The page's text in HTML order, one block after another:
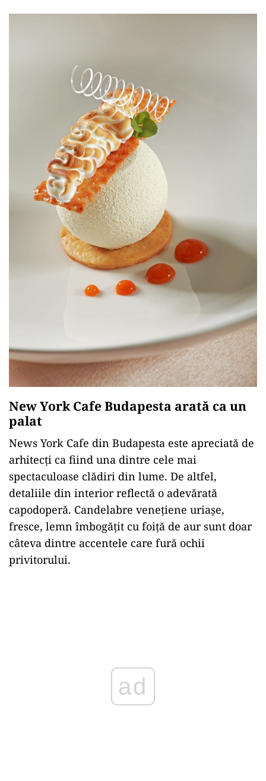
New York Cafe Budapesta arată ca un
palat
News York Cafe din Budapesta este apreciată de
arhitecți ca fiind una dintre cele mai
spectaculoase clădiri din lume. De altfel,
detaliile din interior reflectă o adevărată
capodoperă. Candelabre venețiene uriașe,
fresce, lemn îmbogățit cu foiță de aur sunt doar
câteva dintre accentele care fură ochii
privitorului.
ad